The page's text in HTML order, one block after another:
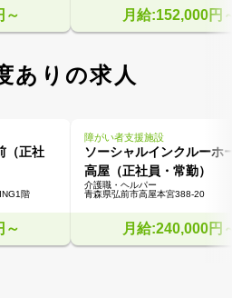
～ 月給:152,000円
ありの求人
（正社
階
～
障がい者支援施設
ソーシャルインクルーホ
高屋（正社員・常勤）
介護職・ヘルパー
青森県弘前市高屋本宮388-20
月給:240,000円